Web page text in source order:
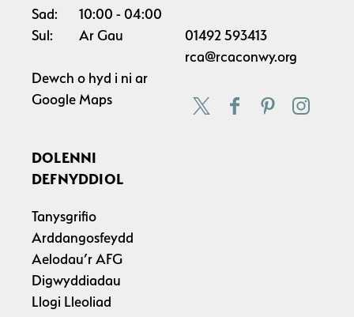
Sad:
10:00
04:00
Sul:
Ar Gau
Dewch o hyd i ni ar
Google Maps
01492 593413
rca@rcaconwy.org
DOLENNI
DEFNYDDIOL
Tanysgrifio
Arddangosfeydd
Aelodau’r AFG
Digwyddiadau
Llogi Lleoliad